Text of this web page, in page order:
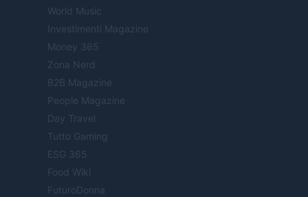
World Music
Investimenti Magazine
Money 365
Zona Nerd
B2B Magazine
People Magazine
Day Travel
Tutto Gaming
ESG 365
Food Wiki
FuturoDonna